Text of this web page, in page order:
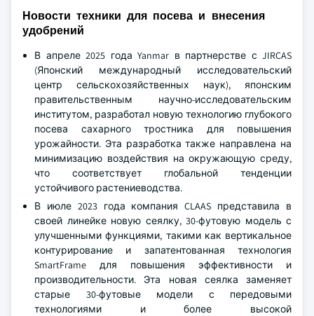
Новости техники для посева и внесения
удобрений
В апреле 2025 года Yanmar в партнерстве с JIRCAS
(Японский международный исследовательский
центр сельскохозяйственных наук), японским
правительственным научно-исследовательским
институтом, разработал новую технологию глубокого
посева сахарного тростника для повышения
урожайности. Эта разработка также направлена на
минимизацию воздействия на окружающую среду,
что соответствует глобальной тенденции
устойчивого растениеводства.
В июле 2023 года компания CLAAS представила в
своей линейке новую сеялку, 30-футовую модель с
улучшенными функциями, такими как вертикальное
контурирование и запатентованная технология
SmartFrame для повышения эффективности и
производительности. Эта новая сеялка заменяет
старые 30-футовые модели с передовыми
технологиями и более высокой